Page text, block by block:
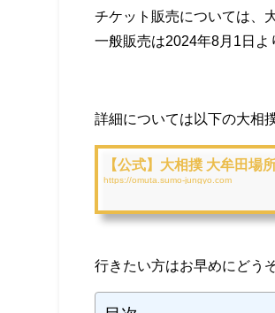
チケット販売については、
一般販売は2024年8月1日よ
詳細については以下の大相
【公式】大相撲 大牟田
https://omuta.sumo-jungyo.com
行きたい方はお早めにどう